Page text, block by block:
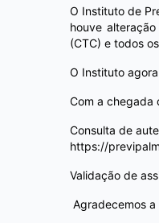
O Instituto de
houve
(CTC) e todos
O Instituto
Com a chegada
Consulta de
https://
Validação de
Agradecemos